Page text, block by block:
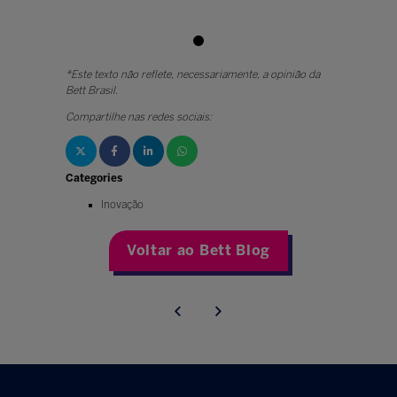
*Este texto não reflete, necessariamente, a opinião da
Bett Brasil.
Compartilhe nas redes sociais:
Categories
Inovação
Voltar ao Bett Blog